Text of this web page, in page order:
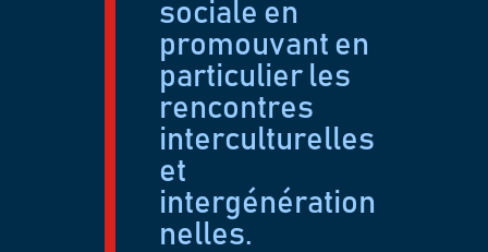
sociale en
promouvant en
particulier les
rencontres
interculturelles
et
intergénération
nelles.